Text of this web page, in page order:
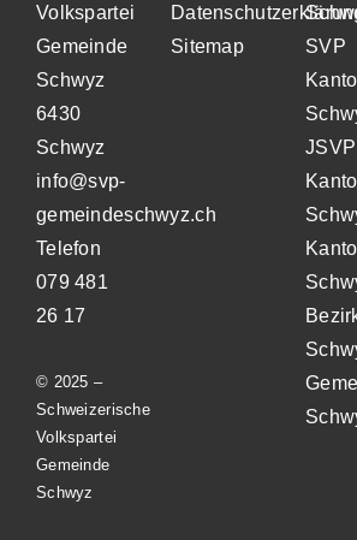
Volkspartei
Gemeinde
Schwyz
6430
Schwyz
info@svp-
gemeindeschwyz.ch
Telefon
079 481
26 17
© 2025 –
Schweizerische
Volkspartei
Gemeinde
Schwyz
Sitemap
SVP
JSVP